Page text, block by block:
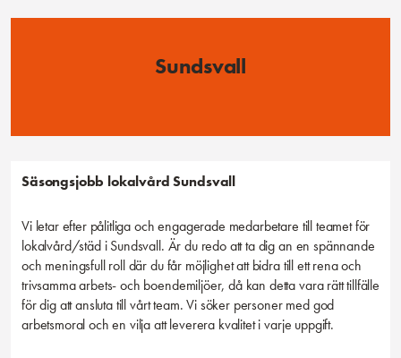
Sundsvall
Säsongsjobb lokalvård Sundsvall
Vi letar efter pålitliga och engagerade medarbetare till teamet för
lokalvård/städ i Sundsvall. Är du redo att ta dig an en spännande
och meningsfull roll där du får möjlighet att bidra till ett rena och
trivsamma arbets- och boendemiljöer, då kan detta vara rätt tillfälle
för dig att ansluta till vårt team. Vi söker personer med god
arbetsmoral och en vilja att leverera kvalitet i varje uppgift.